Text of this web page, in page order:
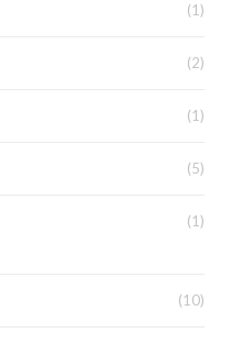
(1)
(2)
(1)
(5)
(1)
(10)